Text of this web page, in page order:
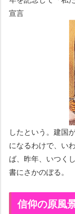
宣言
したという。建国
になるわけで、い
ば、昨年、いつく
書にさかのぼる。
信仰の原風